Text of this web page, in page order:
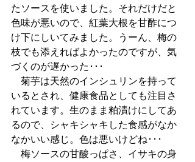
たソースを使いました。それだけだと
色味が悪いので、紅葉大根を甘酢につ
け下にしいてみました。うーん、梅の
枝でも添えればよかったのですが、気
づくのが遅かった･･･
菊芋は天然のインシュリンを持って
いるとされ、健康食品としても注目さ
れています。生のまま粕漬けにしてあ
るので、シャキシャキした食感がなか
なかいい感じ。色は悪いけどね･･･
梅ソースの甘酸っぱさ、イサキの身